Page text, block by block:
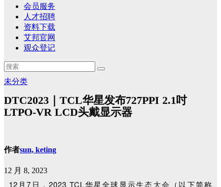
会员服务
人才招聘
资料下载
艾邦官网
观众登记
未分类
DTC2023｜TCL华星发布727PPI 2.1吋
LTPO-VR LCD头戴显示器
作者sun, keting
12 月 8, 2023
12月7日，2023 TCL华星全球显示生态大会（以下简称